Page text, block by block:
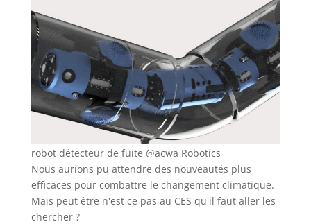
robot détecteur de fuite @acwa Robotics
Nous aurions pu attendre des nouveautés plus
efficaces pour combattre le changement climatique.
Mais peut être n'est ce pas au CES qu'il faut aller les
chercher ?